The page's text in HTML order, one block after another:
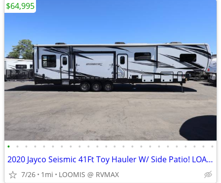
• • • • • • • • • • • • • • • • • • • • • • • •
2020 Jayco Seismic 41Ft Toy Hauler W/ Side Patio! LOADED W/ OPTIONS!
7/26 1mi LOOMIS @ RVMAX
$64,995